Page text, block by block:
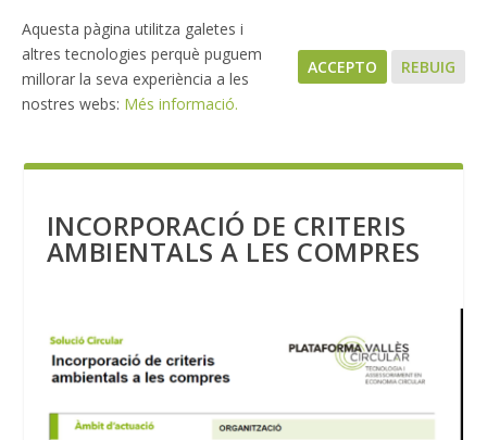
INCORPORACIÓ DE CRITERIS
AMBIENTALS A LES COMPRES
Aquesta pàgina utilitza galetes i
altres tecnologies perquè puguem
millorar la seva experiència a les
nostres webs: Més informació.
ACCEPTO REBUIG